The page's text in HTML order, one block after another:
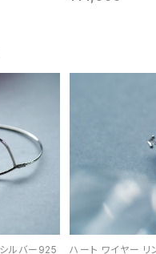
ルバー925 ハート ワイヤー